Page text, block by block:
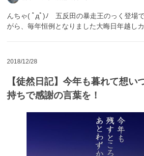
んちゃ( ﾟдﾟ)ﾉ 五反田の暴走王のっく登場
がら、毎年恒例となりました大晦日年越し
2018/12/28
【徒然日記】今年も暮れて想い
持ちで感謝の言葉を！